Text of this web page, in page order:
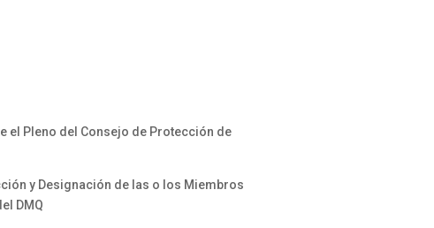
el Pleno del Consejo de Protección de
y Designación de las o los Miembros
DMQ